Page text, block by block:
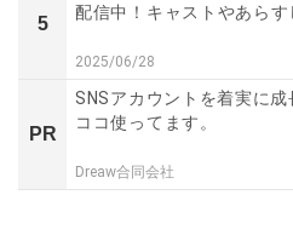
5
配信中！キャストやあらす
2025/06/28
PR
SNSアカウントを着実に
ココ使ってます。
Dreaw合同会社